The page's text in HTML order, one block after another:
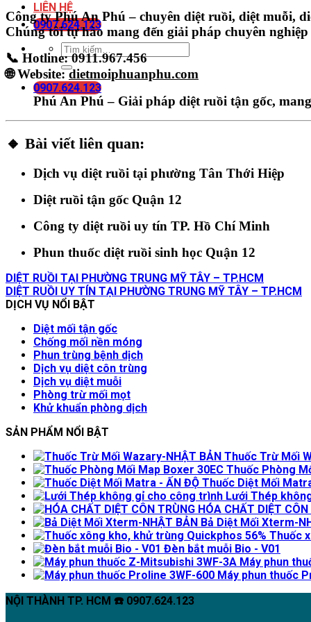
LIÊN HỆ
0907.624.123
0907.624.123
Công ty Phú An Phú – chuyên diệt ruồi, diệt muỗi,
Chúng tôi tự hào mang đến giải pháp chuyên
📞 Hotline: 0911.967.456
🌐 Website:dietmoiphuanphu.com
Phú An Phú – Giải pháp diệt ruồi tận gốc,
🔸 Bài viết liên quan:
Dịch vụ diệt ruồi tại phường Tân Thới Hiệp
Diệt ruồi tận gốc Quận 12
Công ty diệt ruồi uy tín TP. Hồ Chí Minh
Phun thuốc diệt ruồi sinh học Quận 12
DIỆT RUỒI TẠI PHƯỜNG TRUNG MỸ TÂY – TP.HCM
DIỆT RUỒI UY TÍN TẠI PHƯỜNG TRUNG MỸ TÂY – TP.HCM
DỊCH VỤ NỔI BẬT
Diệt mối tận gốc
Chống mối nền móng
Phun trùng bệnh dịch
Dịch vụ diệt côn trùng
Dịch vụ diệt muỗi
Phòng trừ mối mọt
Khử khuẩn phòng dịch
SẢN PHẨM NỔI BẬT
Thuốc Trừ Mối
Thuốc Phòng
Thuốc Diệt Mối
Lưới Thép
HÓA CHẤT DIỆT CÔN
Bả Diệt Mối Xterm-
Thuốc
Đèn bắt muỗi Bio - V01
Máy phun
Máy phun thuốc
NỘI THÀNH TP. HCM ☎️ 0907.624.123